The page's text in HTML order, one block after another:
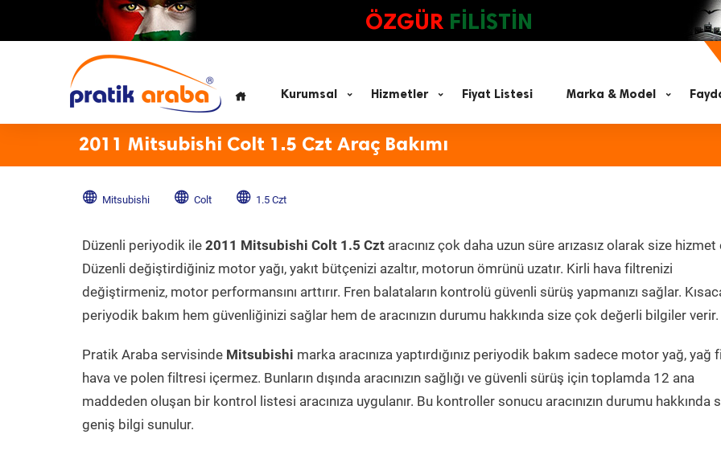
ÖZGÜR FİLİSTİN
Kurumsal Hizmetler Fiyat Listesi Marka & Model
2011 Mitsubishi Colt 1.5 Czt Araç Bakımı
Mitsubishi Colt 1.5 Czt
Düzenli periyodik ile 2011 Mitsubishi Colt 1.5 Czt aracınız çok daha uzun süre arızasız olarak size hizmet
Düzenli değiştirdiğiniz motor yağı, yakıt bütçenizi azaltır, motorun ömrünü uzatır. Kirli hava filtrenizi
değiştirmeniz, motor performansını arttırır. Fren balataların kontrolü güvenli sürüş yapmanızı sağlar.
periyodik bakım hem güvenliğinizi sağlar hem de aracınızın durumu hakkında size çok değerli bilgiler verir.
Pratik Araba servisinde Mitsubishi marka aracınıza yaptırdığınız periyodik bakım sadece motor yağ, yağ
hava ve polen filtresi içermez. Bunların dışında aracınızın sağlığı ve güvenli sürüş için toplamda 12 ana
maddeden oluşan bir kontrol listesi aracınıza uygulanır. Bu kontroller sonucu aracınızın durumu hakkında
geniş bilgi sunulur.